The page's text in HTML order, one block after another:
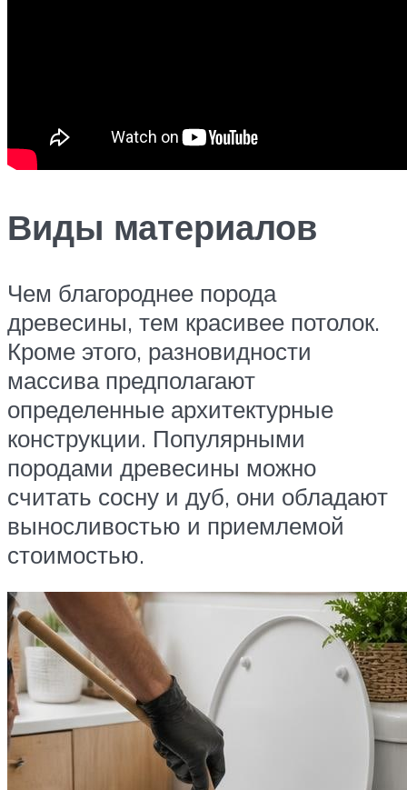
Виды материалов
Чем благороднее порода
древесины, тем красивее потолок.
Кроме этого, разновидности
массива предполагают
определенные архитектурные
конструкции. Популярными
породами древесины можно
считать сосну и дуб, они обладают
выносливостью и приемлемой
стоимостью.